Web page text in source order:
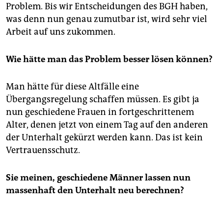
Problem. Bis wir Entscheidungen des BGH haben,
was denn nun genau zumutbar ist, wird sehr viel
Arbeit auf uns zukommen.
Wie hätte man das Problem besser lösen können?
Man hätte für diese Altfälle eine
Übergangsregelung schaffen müssen. Es gibt ja
nun geschiedene Frauen in fortgeschrittenem
Alter, denen jetzt von einem Tag auf den anderen
der Unterhalt gekürzt werden kann. Das ist kein
Vertrauensschutz.
Sie meinen, geschiedene Männer lassen nun
massenhaft den Unterhalt neu berechnen?